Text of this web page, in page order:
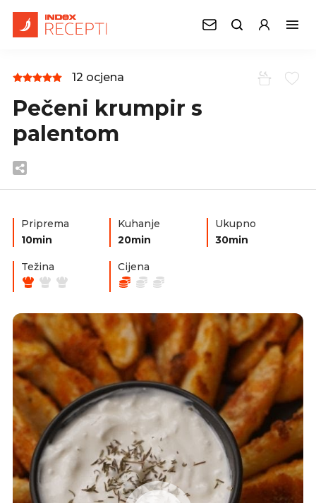
12 ocjena
Pečeni krumpir s
palentom
Priprema
10min
Kuhanje
20min
Ukupno
30min
Težina Cijena